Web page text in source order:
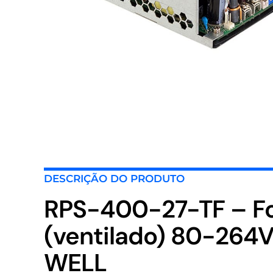
DESCRIÇÃO DO PRODUTO
RPS-400-27-TF –
(ventilado) 80-
WELL